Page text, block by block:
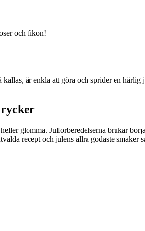
och fikon!
är enkla att göra och sprider en härlig
glömma. Julförberedelserna brukar
recept och julens allra godaste smaker